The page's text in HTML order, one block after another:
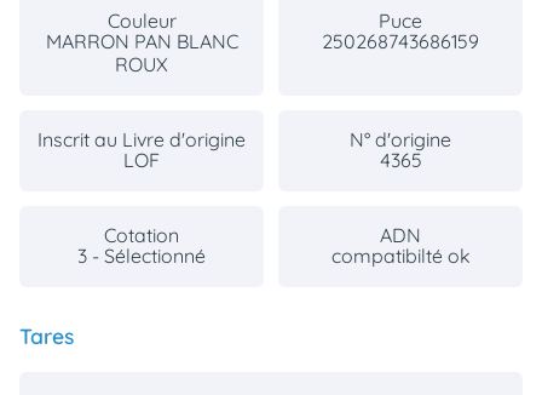
Couleur
MARRON PAN BLANC
ROUX
Puce
250268743686159
Inscrit au Livre d'origine
LOF
N° d'origine
4365
Cotation
3 - Sélectionné
ADN
compatibilté ok
Tares